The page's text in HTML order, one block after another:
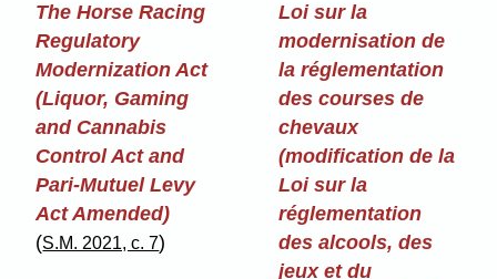
The Horse Racing
Regulatory
Modernization Act
(Liquor, Gaming
and Cannabis
Control Act and
Pari-Mutuel Levy
Act Amended)
(S.M. 2021, c. 7)
Loi sur la
modernisation de
la réglementation
des courses de
chevaux
(modification de la
Loi sur la
réglementation
des alcools, des
jeux et du